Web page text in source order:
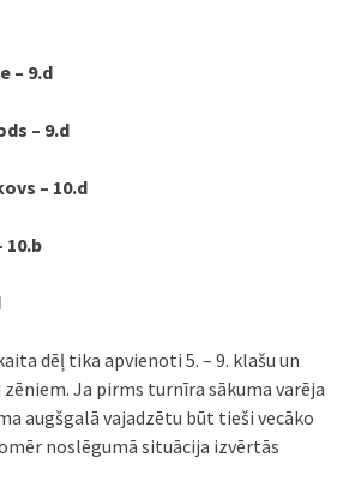
– 9.d
– 9.d
– 10.d
10.b
dēļ tika apvienoti 5. – 9. klašu un
zēniem. Ja pirms turnīra sākuma varēja
augšgalā vajadzētu būt tieši vecāko
noslēgumā situācija izvērtās